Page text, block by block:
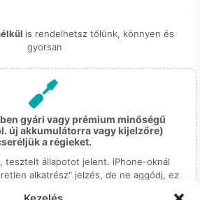
is rendelhetsz tőlünk, könnyen és
gyorsan
gyári vagy prémium minőségű
új akkumulátorra vagy kijelzőre)
a régieket.
tesztelt állapotot jelent. iPhone-oknál
alkatrész" jelzés, de ne aggódj, ez